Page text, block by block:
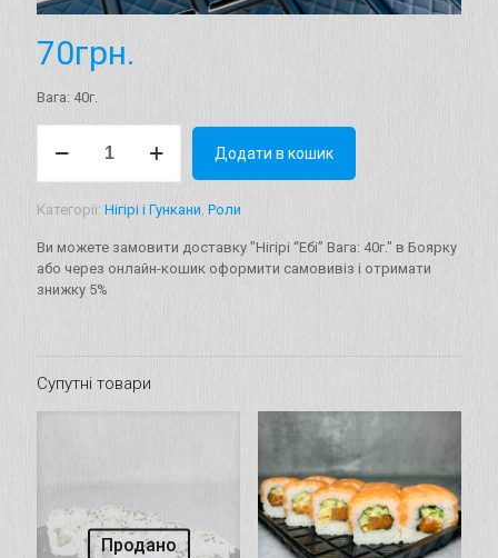
70грн.
Вага: 40г.
"Ебі"
кількість
Додати в кошик
Категорії: Нігірі і Гункани, Роли
Ви можете замовити доставку "Нігірі “Ебі” Вага: 40г." в Боярку
або через онлайн-кошик оформити самовивіз і отримати
знижку 5%
Супутні товари
Продано